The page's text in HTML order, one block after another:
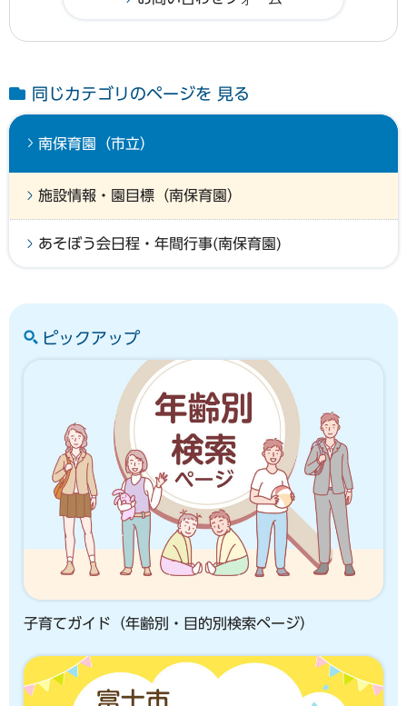
同じカテゴリのページを 見る
南保育園（市立）
施設情報・園目標（南保育園）
あそぼう会日程・年間行事(南保育園)
ピックアップ
子育てガイド（年齢別・目的別検索ページ）